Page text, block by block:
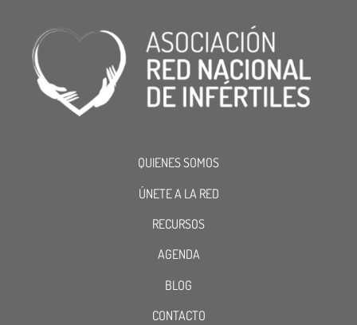
QUIENES SOMOS
ÚNETE A LA RED
RECURSOS
AGENDA
BLOG
CONTACTO